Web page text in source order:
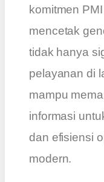
komitmen
mencetak
tidak hanya
pelayanan di
mampu
informasi
dan efisiensi
modern.